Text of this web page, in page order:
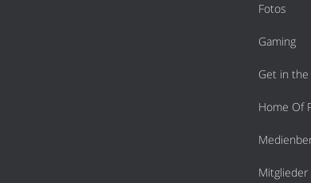
Fotos
Gaming
Get in the
Home Of
Mitglieder